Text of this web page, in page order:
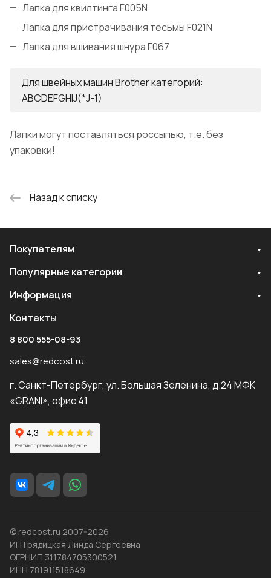
Лапка для квилтинга F005N
Лапка для пристрачивания тесьмы F021N
Лапка для вшивания шнура F067
Для швейных машин Brother категорий:
ABCDEFGHIJ(*J-1)
Лапки могут поставляться россыпью, т.е. без
упаковки!
Назад к списку
Покупателям
Популярные категории
Информация
Контакты
8 800 555-08-93
sales@redcost.ru
г. Санкт-Петербург, ул. Большая Зеленина, д.24 МФК
«GRANI», офис 41
© redcost.ru 2007-2026
ИП Грядицкая Линда Сергеевна
ОГРНИП 311784705300521
ИНН 781911518649